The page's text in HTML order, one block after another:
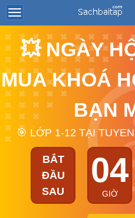
💥 NGÀY
MUA KHOÁ
BẠN
🎯 LỚP 1-12 TẠI
BẮT
ĐẦU
SAU
04
GIỜ